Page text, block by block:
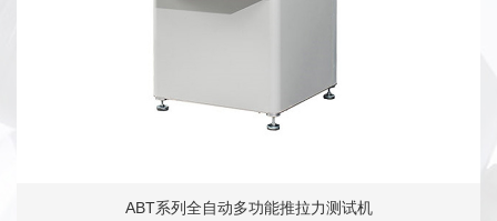
ABT系列全自动多功能推拉力测试机